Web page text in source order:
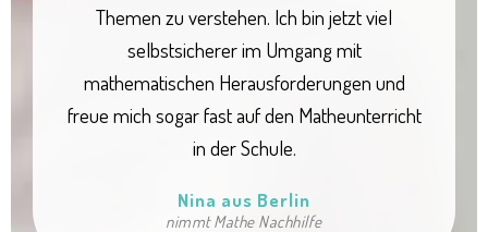
Themen zu verstehen. Ich bin jetzt viel
selbstsicherer im Umgang mit
mathematischen Herausforderungen und
freue mich sogar fast auf den Matheunterricht
in der Schule.
Nina aus Berlin
nimmt Mathe Nachhilfe